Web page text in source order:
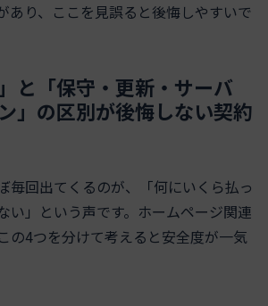
あり、ここを見誤ると後悔しやすいで
と「保守・更新・サーバ
」の区別が後悔しない契約
毎回出てくるのが、「何にいくら払っ
い」という声です。ホームページ関連
の4つを分けて考えると安全度が一気